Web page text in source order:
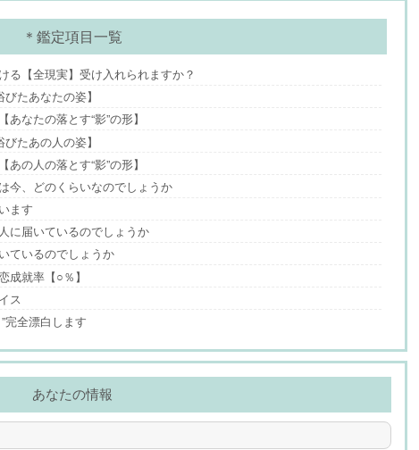
＊鑑定項目一覧
る【全現実】受け入れられますか？
たあなたの姿】
なたの落とす“影”の形】
たあの人の姿】
の人の落とす“影”の形】
、どのくらいなのでしょうか
ます
に届いているのでしょうか
ているのでしょうか
成就率【○％】
ス
全漂白します
あなたの情報